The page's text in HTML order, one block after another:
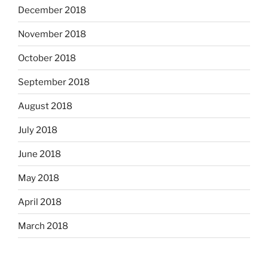
December 2018
November 2018
October 2018
September 2018
August 2018
July 2018
June 2018
May 2018
April 2018
March 2018